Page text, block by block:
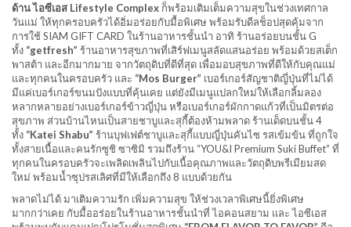
ด้าน ไอซีเอส Lifestyle Complex ก็พร้อมเติมเต็มความสุขในช่วงเทศกาล
วันแม่ ให้ทุกครอบครัวได้อิ่มอร่อยกับมื้อพิเศษ พร้อมรับดีลช็อปสุดคุ้มจาก
การใช้ SIAM GIFT CARD ในร้านอาหารชั้นนำ อาทิ ร้านอร่อยบนชั้น G
ทั้ง “getfresh” ร้านอาหารสุขภาพที่เสิร์ฟเมนูสลัดแสนอร่อย พร้อมด้วยสเต็ก
พาสต้า และอีกมากมาย จากวัตถุดิบที่ดีที่สุด เพื่อมอบสุขภาพที่ดีให้กับคุณแม่
และทุกคนในครอบครัว และ “Mos Burger” เบอร์เกอร์สัญชาติญี่ปุ่นที่ไม่ได้
มีแค่เบอร์เกอร์ขนมปังแบบที่คุ้นเคย แต่ยังมีเมนูแปลกใหม่ให้เลือกลิ้มลอง
หลากหลายอย่างเบอร์เกอร์ข้าวญี่ปุ่น หรือเบอร์เกอร์ผักกาดแก้วที่เป็นมิตรต่อ
สุขภาพ ส่วนบ้านไหนเป็นสายชาบูและสุกี้ต้องห้ามพลาด ร้านเด็ดบนชั้น 4
ทั้ง “Katei Shabu” ร้านบุฟเฟต์ชาบูและสุกี้แบบญี่ปุ่นคันไซ รสเข้มข้น ที่ถูกใจ
ทั้งสายเนื้อและคนรักซูชิ ซาซิมิ รวมถึงร้าน “YOU&I Premium Suki Buffet” ที่
ทุกคนในครอบครัวจะเพลิดเพลินไปกับเนื้อคุณภาพและวัตถุดิบพรีเมียมสด
ใหม่ พร้อมน้ำซุปรสเลิศที่มีให้เลือกถึง 8 แบบด้วยกัน
พลาดไม่ได้ มาเติมความรัก เพิ่มความสุข ให้ช่วงเวลาพิเศษนี้ยิ่งพิเศษ
มากกว่าเคย กับมื้ออร่อยในร้านอาหารชั้นนำที่ ไอคอนสยาม และ ไอซีเอส